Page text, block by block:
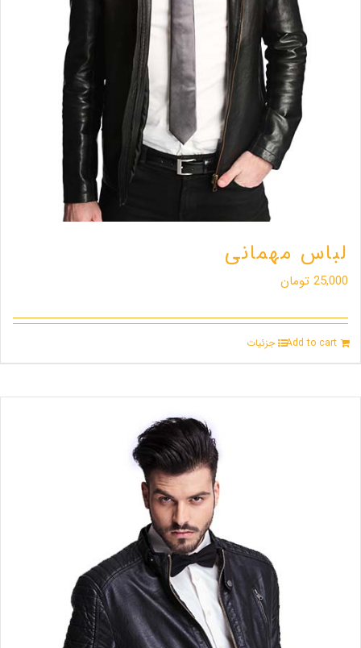
لباس مهمانی
25,000 تومان
Add to cart جزئیات